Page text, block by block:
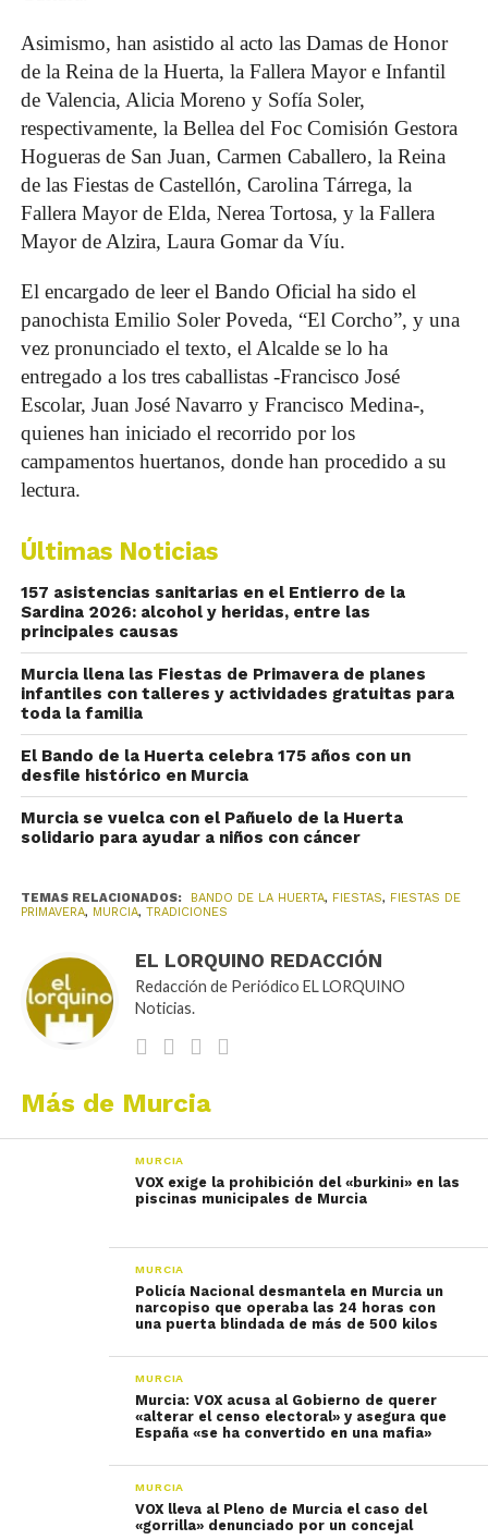
Asimismo, han asistido al acto las Damas de Honor
de la Reina de la Huerta, la Fallera Mayor e Infantil
de Valencia, Alicia Moreno y Sofía Soler,
respectivamente, la Bellea del Foc Comisión Gestora
Hogueras de San Juan, Carmen Caballero, la Reina
de las Fiestas de Castellón, Carolina Tárrega, la
Fallera Mayor de Elda, Nerea Tortosa, y la Fallera
Mayor de Alzira, Laura Gomar da Víu.
El encargado de leer el Bando Oficial ha sido el
panochista Emilio Soler Poveda, “El Corcho”, y una
vez pronunciado el texto, el Alcalde se lo ha
entregado a los tres caballistas -Francisco José
Escolar, Juan José Navarro y Francisco Medina-,
quienes han iniciado el recorrido por los
campamentos huertanos, donde han procedido a su
lectura.
Últimas Noticias
157 asistencias sanitarias en el Entierro de la
Sardina 2026: alcohol y heridas, entre las
principales causas
Murcia llena las Fiestas de Primavera de planes
infantiles con talleres y actividades gratuitas para
toda la familia
El Bando de la Huerta celebra 175 años con un
desfile histórico en Murcia
Murcia se vuelca con el Pañuelo de la Huerta
solidario para ayudar a niños con cáncer
TEMAS RELACIONADOS: BANDO DE LA HUERTA, FIESTAS, FIESTAS DE
PRIMAVERA, MURCIA, TRADICIONES
EL LORQUINO REDACCIÓN
Redacción de Periódico EL LORQUINO
Noticias.
Más de Murcia
MURCIA
VOX exige la prohibición del «burkini» en las
piscinas municipales de Murcia
MURCIA
Policía Nacional desmantela en Murcia un
narcopiso que operaba las 24 horas con
una puerta blindada de más de 500 kilos
MURCIA
Murcia: VOX acusa al Gobierno de querer
«alterar el censo electoral» y asegura que
España «se ha convertido en una mafia»
MURCIA
VOX lleva al Pleno de Murcia el caso del
«gorrilla» denunciado por un concejal